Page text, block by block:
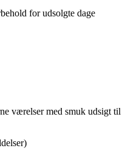
for udsolgte dage
værelser med smuk udsigt til